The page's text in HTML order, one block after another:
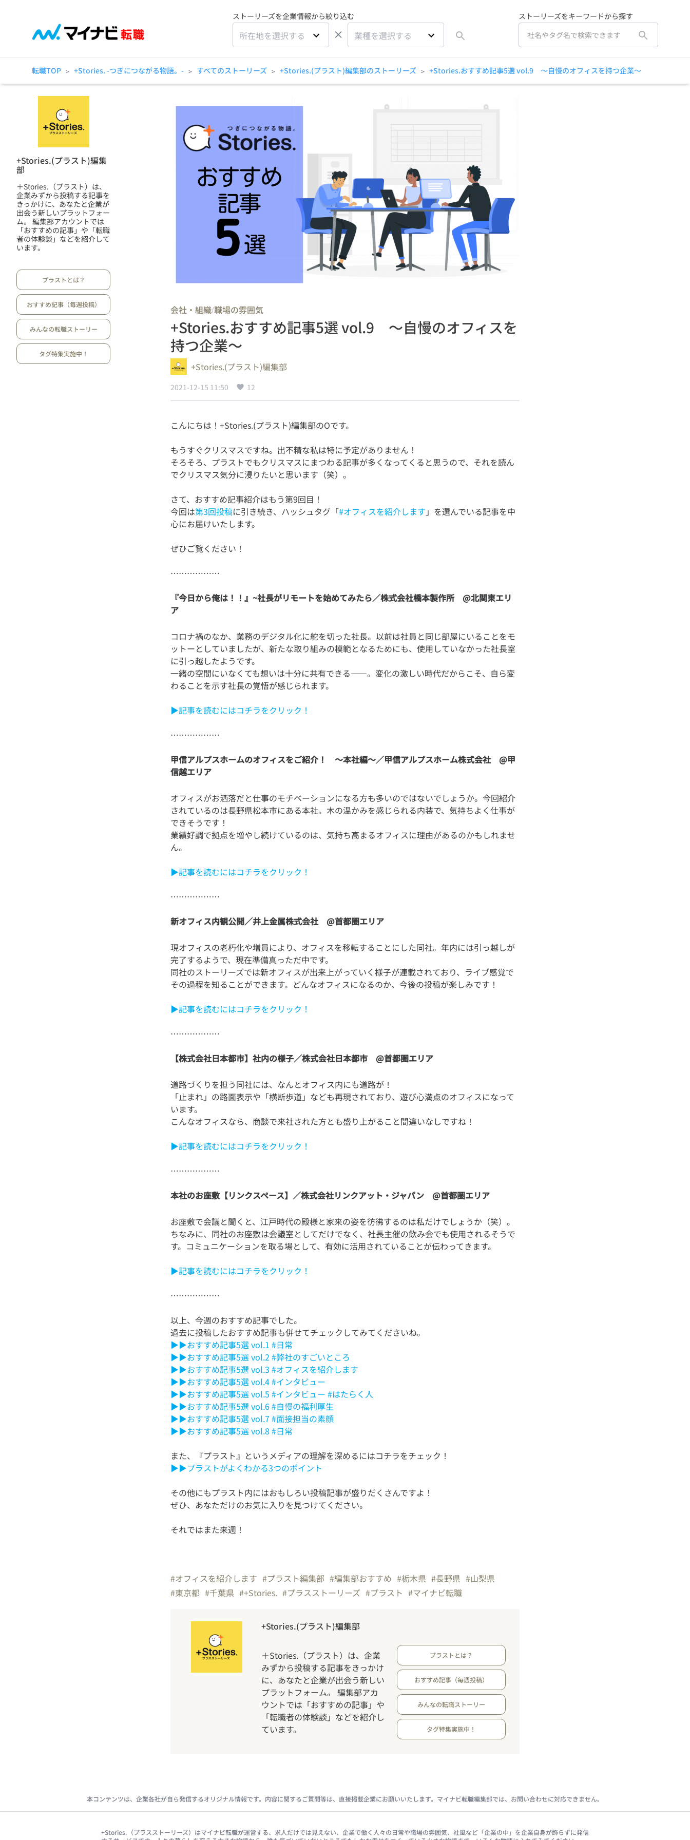
ストーリーズを企業情報から絞り込む
所在地を選択する × 業種を選択する
ストーリーズをキーワードから探す
転職TOP > +Stories. -つぎにつながる物語。- > すべてのストーリーズ > +Stories.(プラスト)編集部のストーリーズ > +Stories.おすすめ記事5選 vol.9 ～自慢のオフィスを持つ企業～
+Stories.(プラスト)編集
部
＋Stories.（プラスト）は、
企業みずから投稿する記事を
きっかけに、あなたと企業が
出会う新しいプラットフォー
ム。 編集部アカウントでは
「おすすめの記事」や「転職
者の体験談」などを紹介して
います。
プラストとは？
おすすめ記事（毎週投稿）
みんなの転職ストーリー
タグ特集実施中！
会社・組織/職場の雰囲気
+Stories.おすすめ記事5選 vol.9 ～自慢のオフィスを
持つ企業～
+Stories.(プラスト)編集部
2021-12-15 11:50 12
もうすぐクリスマスですね。出不精な私は特に予定がありません！
そろそろ、プラストでもクリスマスにまつわる記事が多くなってくると思うので、それを読ん
さて、おすすめ記事紹介はもう第9回目！
今回は第3回投稿に引き続き、ハッシュタグ「#オフィスを紹介します 」を選んでいる記事を中
『今日から俺は！！』~社長がリモートを始めてみたら／株式会社橋本製作所 @北関東エリ
ア
コロナ禍のなか、業務のデジタル化に舵を切った社長。以前は社員と同じ部屋にいることをモ
ットーとしていましたが、新たな取り組みの模範となるためにも、使用していなかった社長室
に引っ越したようです。
一緒の空間にいなくても想いは十分に共有できる——。変化の激しい時代だからこそ、自ら変
▶記事を読むにはコチラをクリック！
甲信アルプスホームのオフィスをご紹介！ ～本社編～／甲信アルプスホーム株式会社 @甲
信越エリア
オフィスがお洒落だと仕事のモチベーションになる方も多いのではないでしょうか。今回紹介
されているのは長野県松本市にある本社。木の温かみを感じられる内装で、気持ちよく仕事が
できそうです！
業績好調で拠点を増やし続けているのは、気持ち高まるオフィスに理由があるのかもしれませ
▶記事を読むにはコチラをクリック！
新オフィス内観公開／井上金属株式会社 @首都圏エリア
現オフィスの老朽化や増員により、オフィスを移転することにした同社。年内には引っ越しが
完了するようで、現在準備真っただ中です。
同社のストーリーズでは新オフィスが出来上がっていく様子が連載されており、ライブ感覚で
▶記事を読むにはコチラをクリック！
【株式会社日本都市】社内の様子／株式会社日本都市 @首都圏エリア
道路づくりを担う同社には、なんとオフィス内にも道路が！
「止まれ」の路面表示や「横断歩道」なども再現されており、遊び心満点のオフィスになって
います。
▶記事を読むにはコチラをクリック！
本社のお座敷【リンクスペース】／株式会社リンクアット・ジャパン @首都圏エリア
お座敷で会議と聞くと、江戸時代の殿様と家来の姿を彷彿するのは私だけでしょうか（笑）。
ちなみに、同社のお座敷は会議室としてだけでなく、社長主催の飲み会でも使用されるそうで
▶記事を読むにはコチラをクリック！
以上、今週のおすすめ記事でした。
▶▶おすすめ記事5選 vol.1 #日常
▶▶おすすめ記事5選 vol.2 #弊社のすごいところ
▶▶おすすめ記事5選 vol.3 #オフィスを紹介します
▶▶おすすめ記事5選 vol.4 #インタビュー
▶▶おすすめ記事5選 vol.5 #インタビュー #はたらく人
▶▶おすすめ記事5選 vol.6 #自慢の福利厚生
▶▶おすすめ記事5選 vol.7 #面接担当の素顔
▶▶おすすめ記事5選 vol.8 #日常
▶▶プラストがよくわかる3つのポイント
その他にもプラスト内にはおもしろい投稿記事が盛りだくさんですよ！
それではまた来週！
#オフィスを紹介します #プラスト編集部 #編集部おすすめ #栃木県 #長野県 #山梨県
#東京都 #千葉県 #+Stories. #プラスストーリーズ #プラスト #マイナビ転職
+Stories.(プラスト)編集部
＋Stories.（プラスト）は、企業
みずから投稿する記事をきっかけ
に、あなたと企業が出会う新しい
プラットフォーム。 編集部アカ
ウントでは「おすすめの記事」や
「転職者の体験談」などを紹介し
ています。
プラストとは？
おすすめ記事（毎週投稿）
みんなの転職ストーリー
タグ特集実施中！
本コンテンツは、企業各社が自ら発信するオリジナル情報です。内容に関するご質問等は、直接掲載企業にお願いいたします。マイナビ転職編集部では、お問い合わせに対応できません。
+Stories.（プラスストーリーズ）はマイナビ転職が運営する、求人だけでは見えない、企業で働く人々の日常や職場の雰囲気、社風など「企業の中」を企業自身が飾らずに発信